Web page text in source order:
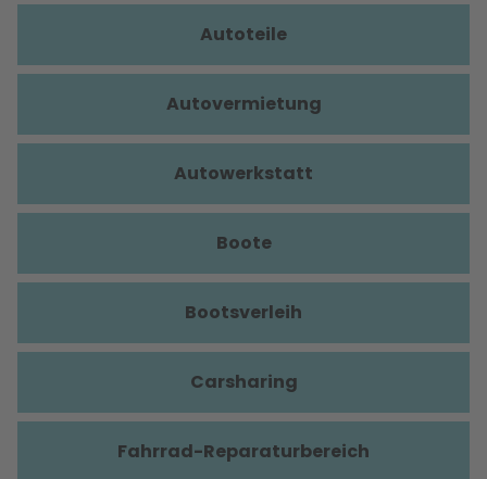
Autoteile
Autovermietung
Autowerkstatt
Boote
Bootsverleih
Carsharing
Fahrrad-Reparaturbereich